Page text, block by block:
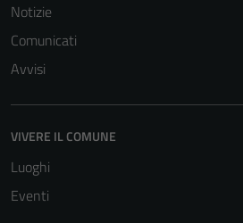
Notizie
Comunicati
Avvisi
VIVERE IL COMUNE
Luoghi
Eventi